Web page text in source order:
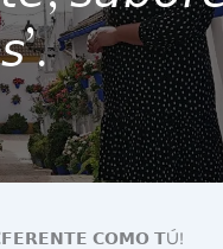
𝗖𝗢𝗠𝗢 𝗧Ú!